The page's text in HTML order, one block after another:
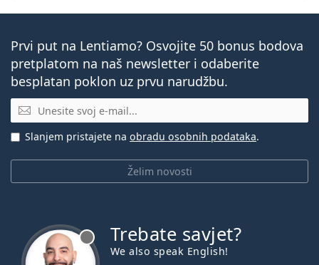
Prvi put na Lentiamo? Osvojite 50 bonus bodova
pretplatom na naš newsletter i odaberite
besplatan poklon uz prvu narudžbu.
E-mail
Želim novosti
Slanjem pristajete na obradu osobnih podataka.
Trebate savjet?
We also speak English!